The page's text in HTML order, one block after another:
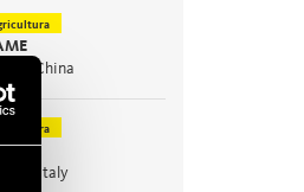
China
Italy